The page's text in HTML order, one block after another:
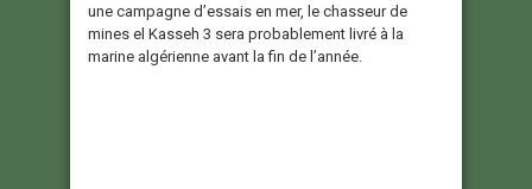
une campagne d’essais en mer, le chasseur de
mines el Kasseh 3 sera probablement livré à la
marine algérienne avant la fin de l’année.